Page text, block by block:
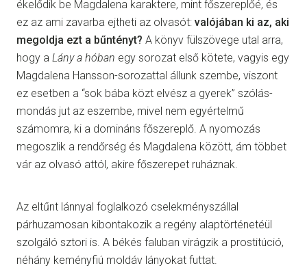
ékelődik be Magdalena karaktere, mint főszereplőé, és
ez az ami zavarba ejtheti az olvasót: valójában ki az, aki
megoldja ezt a bűntényt? A könyv fülszövege utal arra,
hogy a Lány a hóban egy sorozat első kötete, vagyis egy
Magdalena Hansson-sorozattal állunk szembe, viszont
ez esetben a “sok bába közt elvész a gyerek” szólás-
mondás jut az eszembe, mivel nem egyértelmű
számomra, ki a domináns főszereplő. A nyomozás
megoszlik a rendőrség és Magdalena között, ám többet
vár az olvasó attól, akire főszerepet ruháznak.
Az eltűnt lánnyal foglalkozó cselekményszállal
párhuzamosan kibontakozik a regény alaptörténetéül
szolgáló sztori is. A békés faluban virágzik a prostitúció,
néhány keményfiú moldáv lányokat futtat.